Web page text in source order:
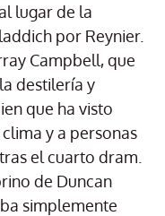
lugar de la
por Reynier.
Campbell, que
destilería y
que ha visto
y a personas
el cuarto dram.
de Duncan
simplemente